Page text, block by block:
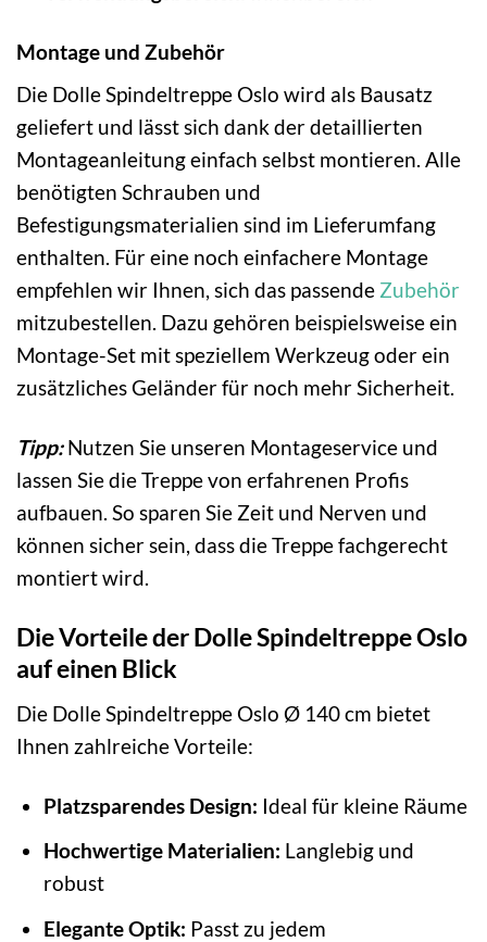
Montage und Zubehör
Die Dolle Spindeltreppe Oslo wird als Bausatz
geliefert und lässt sich dank der detaillierten
Montageanleitung einfach selbst montieren. Alle
benötigten Schrauben und
Befestigungsmaterialien sind im Lieferumfang
enthalten. Für eine noch einfachere Montage
empfehlen wir Ihnen, sich das passende Zubehör
mitzubestellen. Dazu gehören beispielsweise ein
Montage-Set mit speziellem Werkzeug oder ein
zusätzliches Geländer für noch mehr Sicherheit.
Tipp:Nutzen Sie unseren Montageservice und
lassen Sie die Treppe von erfahrenen Profis
aufbauen. So sparen Sie Zeit und Nerven und
können sicher sein, dass die Treppe fachgerecht
montiert wird.
Die Vorteile der Dolle Spindeltreppe Oslo
auf einen Blick
Die Dolle Spindeltreppe Oslo Ø 140 cm bietet
Ihnen zahlreiche Vorteile:
Platzsparendes Design: Ideal für kleine Räume
Hochwertige Materialien: Langlebig und
robust
Elegante Optik: Passt zu jedem